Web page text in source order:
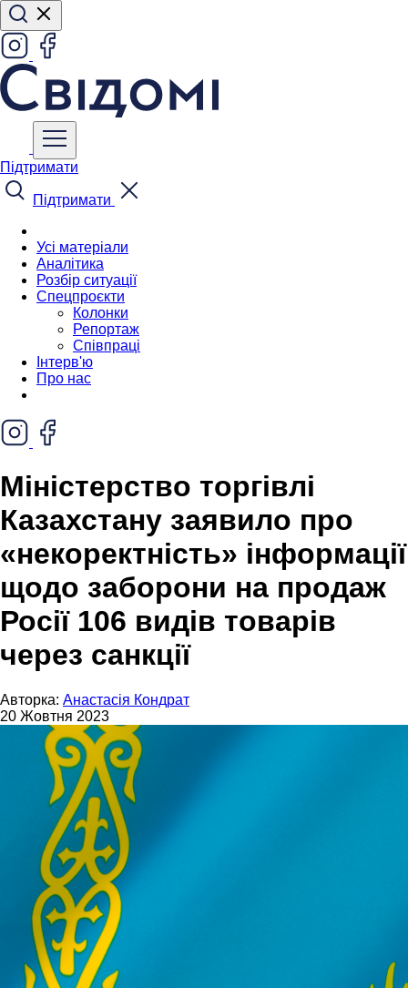
Підтримати
Підтримати
Усі матеріали
Аналітика
Розбір ситуації
Спецпроєкти
Колонки
Репортаж
Співпраці
Інтерв'ю
Про нас
Міністерство торгівлі
Казахстану заявило про
«некоректність» інформації
щодо заборони на продаж
Росії 106 видів товарів
через санкції
Авторка: Анастасія Кондрат
20 Жовтня 2023